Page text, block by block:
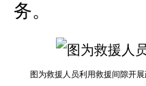
务。
图为救援人员利用救援间隙开